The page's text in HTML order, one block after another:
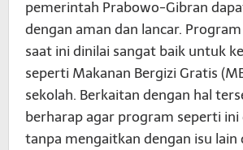
pemerintah Prabowo-Gibran
dengan aman dan lancar.
saat ini dinilai sangat baik untuk
seperti Makanan Bergizi Gratis
sekolah. Berkaitan dengan hal
berharap agar program seperti ini
tanpa mengaitkan dengan isu lain